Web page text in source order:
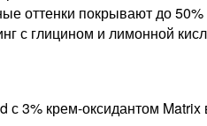
оттенки покрывают до
с глицином и лимонной
3% крем-оксидантом